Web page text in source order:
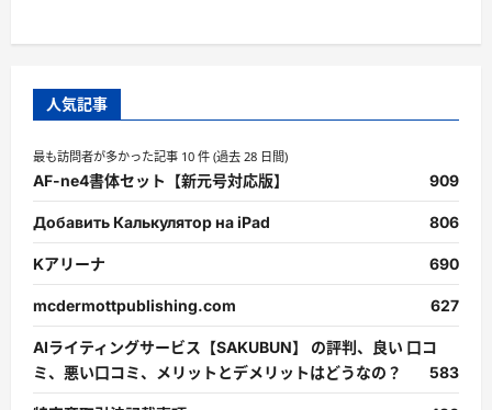
人気記事
最も訪問者が多かった記事 10 件 (過去 28 日間)
AF-ne4書体セット【新元号対応版】 909
Добавить Калькулятор на iPad 806
Kアリーナ 690
mcdermottpublishing.com 627
AIライティングサービス【SAKUBUN】 の評判、良い 口コ
ミ、悪い口コミ、メリットとデメリットはどうなの？
583